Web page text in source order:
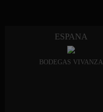
ESPANA
BODEGAS VIVANZA